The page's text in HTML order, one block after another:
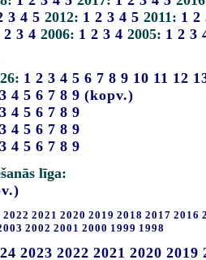
3 4 5 2012: 1 2 3 4 5 2011: 1 2
2 3 4 2006: 1 2 3 4 2005: 1 2 3
1 2 3 4 5 6 7 8 9 10 11 12
3 4 5 6 7 8 9 (kopv.)
3 4 5 6 7 8 9
3 4 5 6 7 8 9
3 4 5 6 7 8 9
līga:
2022 2021 2020 2019 2018 2017 2016
2002 2001 2000 1999 1998
2023 2022 2021 2020 2019